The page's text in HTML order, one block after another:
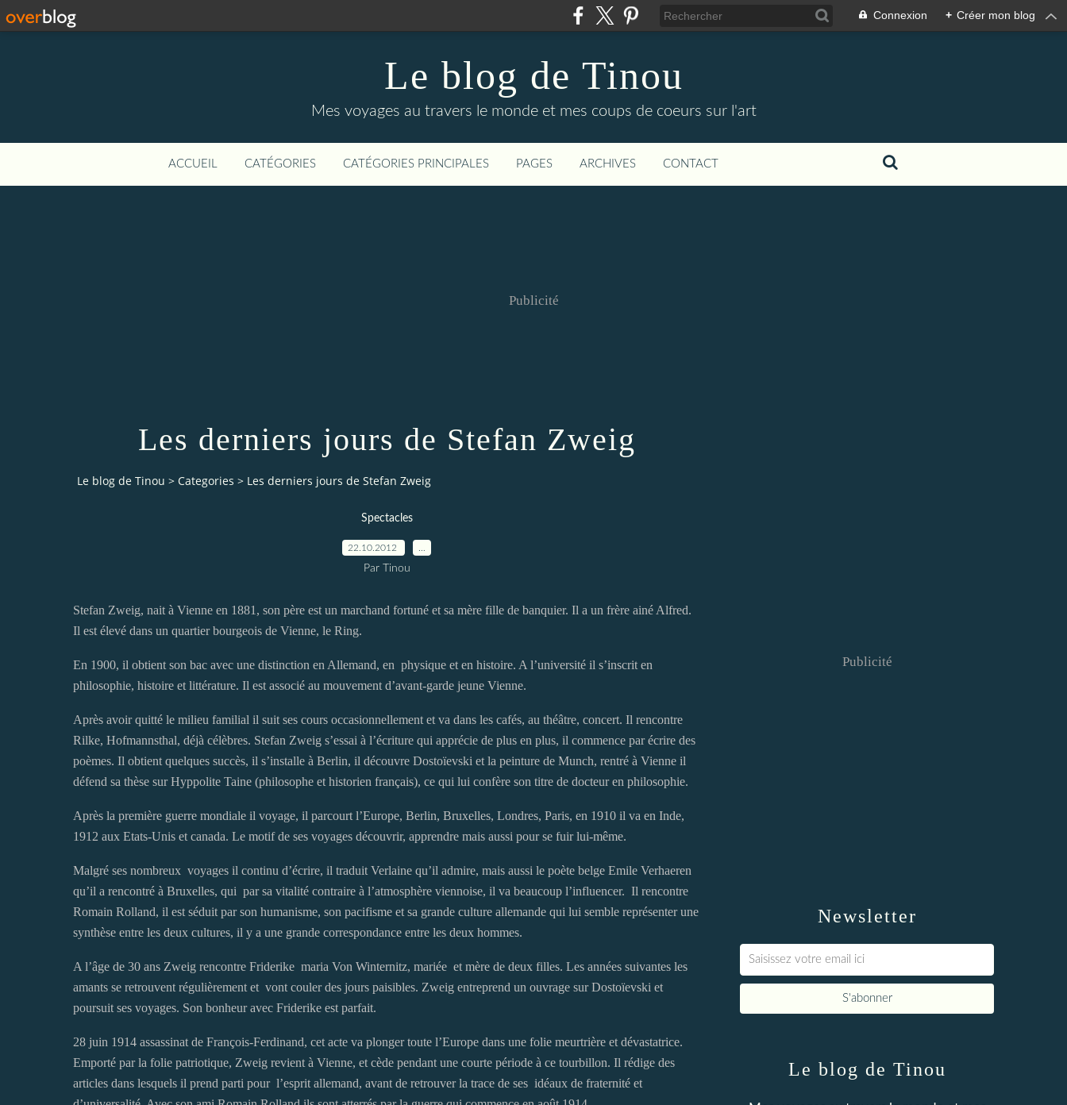
Connexion + Créer mon blog
Le blog de Tinou
Mes voyages au travers le monde et mes coups de coeurs sur l'art
ACCUEIL CATÉGORIES CATÉGORIES PRINCIPALES PAGES ARCHIVES CONTACT
Publicité
Les derniers jours de Stefan Zweig
Le blog de Tinou > Categories > Les derniers jours de Stefan Zweig
Spectacles
22.10.2012
Par Tinou
Stefan Zweig, nait à Vienne en 1881, son père est un marchand fortuné et sa mère fille de banquier. Il a un frère ainé Alfred.
Il est élevé dans un quartier bourgeois de Vienne, le Ring.
En 1900, il obtient son bac avec une distinction en Allemand, en physique et en histoire. A l’université il s’inscrit en
philosophie, histoire et littérature. Il est associé au mouvement d’avant-garde jeune Vienne.
Après avoir quitté le milieu familial il suit ses cours occasionnellement et va dans les cafés, au théâtre, concert. Il rencontre
Rilke, Hofmannsthal, déjà célèbres. Stefan Zweig s’essai à l’écriture qui apprécie de plus en plus, il commence par écrire des
poèmes. Il obtient quelques succès, il s’installe à Berlin, il découvre Dostoïevski et la peinture de Munch, rentré à Vienne il
défend sa thèse sur Hyppolite Taine (philosophe et historien français), ce qui lui confère son titre de docteur en philosophie.
Après la première guerre mondiale il voyage, il parcourt l’Europe, Berlin, Bruxelles, Londres, Paris, en 1910 il va en Inde,
1912 aux Etats-Unis et canada. Le motif de ses voyages découvrir, apprendre mais aussi pour se fuir lui-même.
Malgré ses nombreux voyages il continu d’écrire, il traduit Verlaine qu’il admire, mais aussi le poète belge Emile Verhaeren
qu’il a rencontré à Bruxelles, qui par sa vitalité contraire à l’atmosphère viennoise, il va beaucoup l’influencer. Il rencontre
Romain Rolland, il est séduit par son humanisme, son pacifisme et sa grande culture allemande qui lui semble représenter une
synthèse entre les deux cultures, il y a une grande correspondance entre les deux hommes.
A l’âge de 30 ans Zweig rencontre Friderike maria Von Winternitz, mariée et mère de deux filles. Les années suivantes les
amants se retrouvent régulièrement et vont couler des jours paisibles. Zweig entreprend un ouvrage sur Dostoïevski et
poursuit ses voyages. Son bonheur avec Friderike est parfait.
28 juin 1914 assassinat de François-Ferdinand, cet acte va plonger toute l’Europe dans une folie meurtrière et dévastatrice.
Emporté par la folie patriotique, Zweig revient à Vienne, et cède pendant une courte période à ce tourbillon. Il rédige des
articles dans lesquels il prend parti pour l’esprit allemand, avant de retrouver la trace de ses idéaux de fraternité et
Newsletter
Publicité
Le blog de Tinou